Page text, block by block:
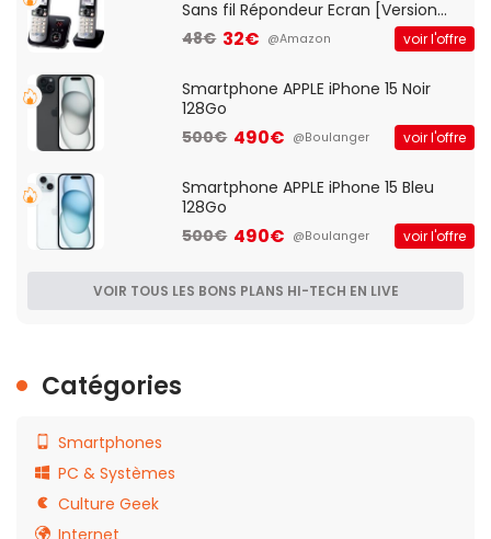
Sans fil Répondeur Ecran [Version
Française]
48€ 32€ @Amazon voir l'offre
Smartphone APPLE iPhone 15 Noir
128Go
500€ 490€ @Boulanger voir l'offre
Smartphone APPLE iPhone 15 Bleu
128Go
500€ 490€ @Boulanger voir l'offre
VOIR TOUS LES BONS PLANS HI-TECH EN LIVE
Catégories
Smartphones
PC & Systèmes
Culture Geek
Internet